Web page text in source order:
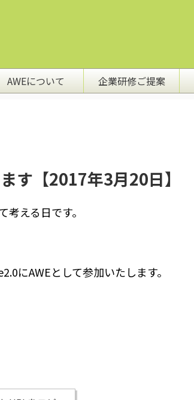
AWEについて 企業研修ご提案
す【2017年3月20日】
える日です。
にAWEとして参加いたします。